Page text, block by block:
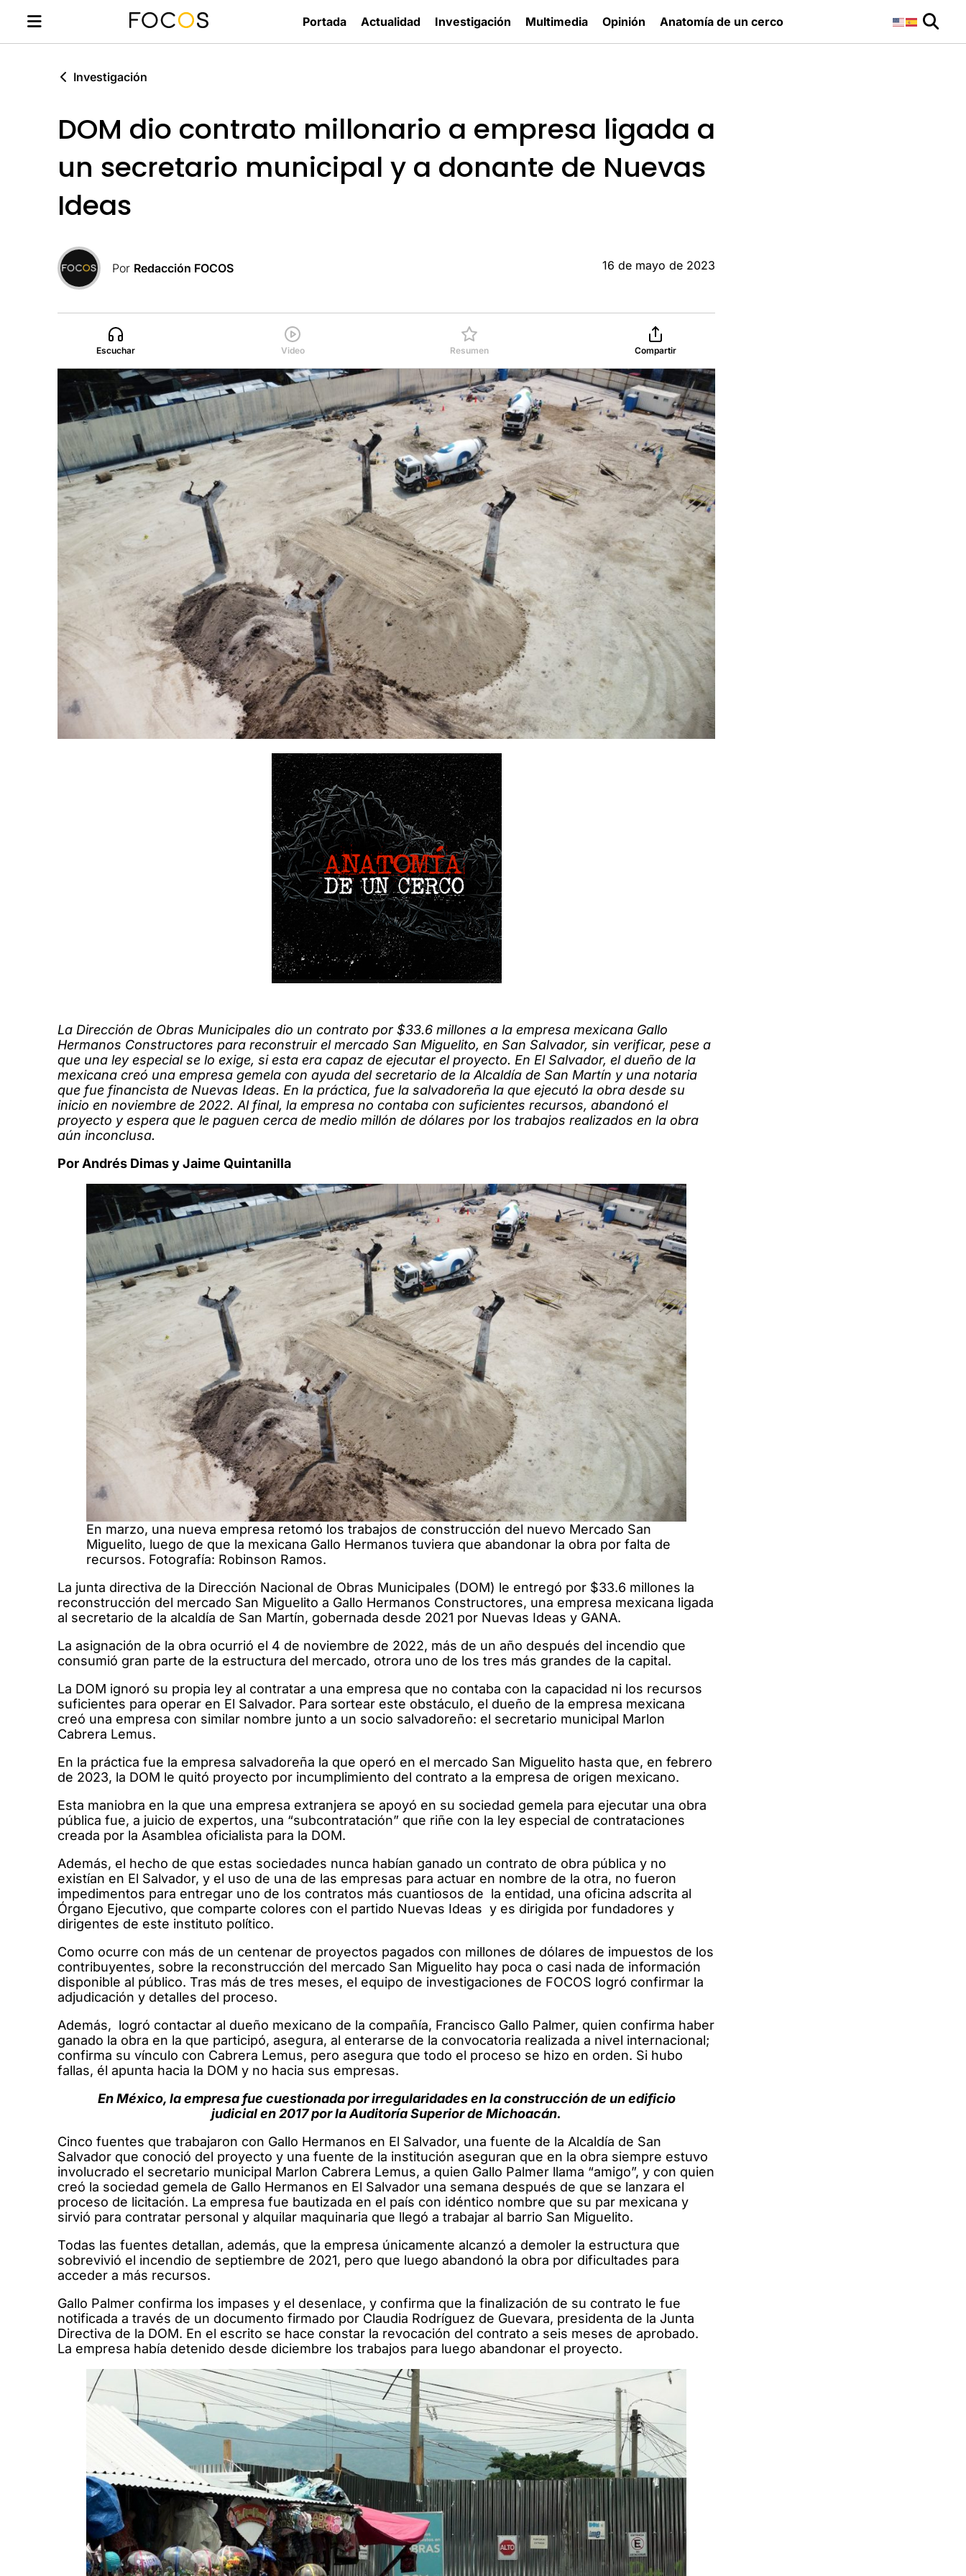
Portada Actualidad Investigación Multimedia Opinión Anatomía de un cerco
Investigación
DOM dio contrato millonario a empresa ligada a
un secretario municipal y a donante de Nuevas
Ideas
Por Redacción FOCOS 16 de mayo de 2023
Escuchar Video Resumen Compartir
La Dirección de Obras Municipales dio un contrato por $33.6 millones a la empresa mexicana Gallo
Hermanos Constructores para reconstruir el mercado San Miguelito, en San Salvador, sin verificar, pese a
que una ley especial se lo exige, si esta era capaz de ejecutar el proyecto. En El Salvador, el dueño de la
mexicana creó una empresa gemela con ayuda del secretario de la Alcaldía de San Martín y una notaria
que fue financista de Nuevas Ideas. En la práctica, fue la salvadoreña la que ejecutó la obra desde su
inicio en noviembre de 2022. Al final, la empresa no contaba con suficientes recursos, abandonó el
proyecto y espera que le paguen cerca de medio millón de dólares por los trabajos realizados en la obra
aún inconclusa.
Por Andrés Dimas y Jaime Quintanilla
En marzo, una nueva empresa retomó los trabajos de construcción del nuevo Mercado San
Miguelito, luego de que la mexicana Gallo Hermanos tuviera que abandonar la obra por falta de
recursos. Fotografía: Robinson Ramos.
La junta directiva de la Dirección Nacional de Obras Municipales (DOM) le entregó por $33.6 millones la
reconstrucción del mercado San Miguelito a Gallo Hermanos Constructores, una empresa mexicana ligada
al secretario de la alcaldía de San Martín, gobernada desde 2021 por Nuevas Ideas y GANA.
La asignación de la obra ocurrió el 4 de noviembre de 2022, más de un año después del incendio que
consumió gran parte de la estructura del mercado, otrora uno de los tres más grandes de la capital.
La DOM ignoró su propia ley al contratar a una empresa que no contaba con la capacidad ni los recursos
suficientes para operar en El Salvador. Para sortear este obstáculo, el dueño de la empresa mexicana
creó una empresa con similar nombre junto a un socio salvadoreño: el secretario municipal Marlon
Cabrera Lemus.
En la práctica fue la empresa salvadoreña la que operó en el mercado San Miguelito hasta que, en febrero
de 2023, la DOM le quitó proyecto por incumplimiento del contrato a la empresa de origen mexicano.
Esta maniobra en la que una empresa extranjera se apoyó en su sociedad gemela para ejecutar una obra
pública fue, a juicio de expertos, una “subcontratación” que riñe con la ley especial de contrataciones
creada por la Asamblea oficialista para la DOM.
Además, el hecho de que estas sociedades nunca habían ganado un contrato de obra pública y no
existían en El Salvador, y el uso de una de las empresas para actuar en nombre de la otra, no fueron
impedimentos para entregar uno de los contratos más cuantiosos de la entidad, una oficina adscrita al
Órgano Ejecutivo, que comparte colores con el partido Nuevas Ideas y es dirigida por fundadores y
dirigentes de este instituto político.
Como ocurre con más de un centenar de proyectos pagados con millones de dólares de impuestos de los
contribuyentes, sobre la reconstrucción del mercado San Miguelito hay poca o casi nada de información
disponible al público. Tras más de tres meses, el equipo de investigaciones de FOCOS logró confirmar la
adjudicación y detalles del proceso.
Además, logró contactar al dueño mexicano de la compañía, Francisco Gallo Palmer, quien confirma haber
ganado la obra en la que participó, asegura, al enterarse de la convocatoria realizada a nivel internacional;
confirma su vínculo con Cabrera Lemus, pero asegura que todo el proceso se hizo en orden. Si hubo
fallas, él apunta hacia la DOM y no hacia sus empresas.
En México, la empresa fue cuestionada por irregularidades en la construcción de un edificio
judicial en 2017 por la Auditoría Superior de Michoacán.
Cinco fuentes que trabajaron con Gallo Hermanos en El Salvador, una fuente de la Alcaldía de San
Salvador que conoció del proyecto y una fuente de la institución aseguran que en la obra siempre estuvo
involucrado el secretario municipal Marlon Cabrera Lemus, a quien Gallo Palmer llama “amigo”, y con quien
creó la sociedad gemela de Gallo Hermanos en El Salvador una semana después de que se lanzara el
proceso de licitación. La empresa fue bautizada en el país con idéntico nombre que su par mexicana y
sirvió para contratar personal y alquilar maquinaria que llegó a trabajar al barrio San Miguelito.
Todas las fuentes detallan, además, que la empresa únicamente alcanzó a demoler la estructura que
sobrevivió el incendio de septiembre de 2021, pero que luego abandonó la obra por dificultades para
acceder a más recursos.
Gallo Palmer confirma los impases y el desenlace, y confirma que la finalización de su contrato le fue
notificada a través de un documento firmado por Claudia Rodríguez de Guevara, presidenta de la Junta
Directiva de la DOM. En el escrito se hace constar la revocación del contrato a seis meses de aprobado.
La empresa había detenido desde diciembre los trabajos para luego abandonar el proyecto.